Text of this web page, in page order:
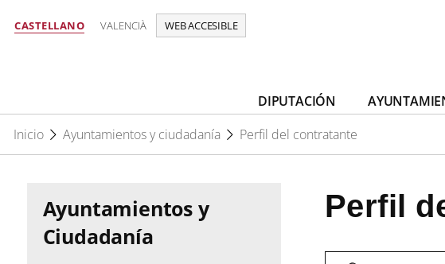
CASTELLANO VALENCIÀ WEB ACCESIBLE
DIPUTACIÓN
Inicio
Ayuntamientos y ciudadanía Perfil del contratante
Ayuntamientos y
Ciudadanía
Perfil